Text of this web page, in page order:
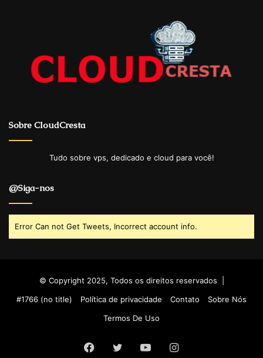
Sobre CloudCresta
Tudo sobre vps, dedicado e cloud para você!
@Siga-nos
Error Can not Get Tweets, Incorrect account info.
© Copyright 2025, Todos os direitos reservados |
#1766 (no title)
Política de privacidade Contato
Sobre Nós
Termos De Uso
Facebook
Twitter YouTubeInstagram